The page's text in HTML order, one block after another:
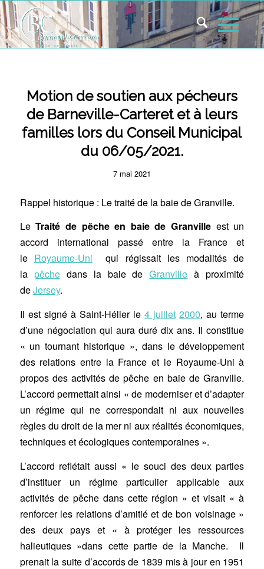
Motion de soutien aux pécheurs
de Barneville-Carteret et à leurs
familles lors du Conseil Municipal
du 06/05/2021.
7 mai 2021
Rappel historique : Le traité de la baie de Granville.
LeTraité de pêche en baie de Granville est un
accord international passé entre la France et
le Royaume-Uni qui régissait les modalités de
la pêchedans la baie deGranville à proximité
deJersey.
Il est signé à Saint-Hélier le4 juillet 2000, au terme
d’une négociation qui aura duré dix ans. Il constitue
« un tournant historique », dans le développement
des relations entre la France et le Royaume-Uni à
propos des activités de pêche en baie de Granville.
L’accord permettait ainsi « de moderniser et d’adapter
un régime qui ne correspondait ni aux nouvelles
règles du droit de la mer ni aux réalités économiques,
techniques et écologiques contemporaines ».
L’accord reflétait aussi « le souci des deux parties
d’instituer un régime particulier applicable aux
activités de pêche dans cette région » et visait « à
renforcer les relations d’amitié et de bon voisinage »
des deux pays et « à protéger les ressources
halieutiques »dans cette partie de la Manche. Il
prenait la suite d’accords de 1839 mis à jour en 1951
Panneau de gestion des cookies